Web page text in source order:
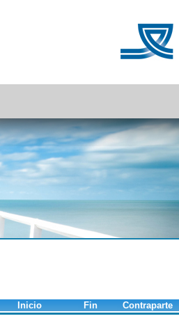
Inicio Fin Contraparte